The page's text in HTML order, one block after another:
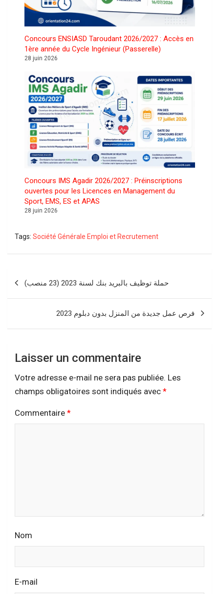
Concours ENSIASD Taroudant 2026/2027 : Accès en
1ère année du Cycle Ingénieur (Passerelle)
28 juin 2026
Concours IMS Agadir 2026/2027 : Préinscriptions
ouvertes pour les Licences en Management du
Sport, EMS, ES et APAS
28 juin 2026
Tags: Société Générale Emploi et Recrutement
حملة توظيف بالبريد بنك لسنة 2023 (23 منصب)
فرص عمل جديدة من المنزل بدون دبلوم 2023
Laisser un commentaire
Votre adresse e-mail ne sera pas publiée. Les
champs obligatoires sont indiqués avec *
Commentaire *
Nom
E-mail